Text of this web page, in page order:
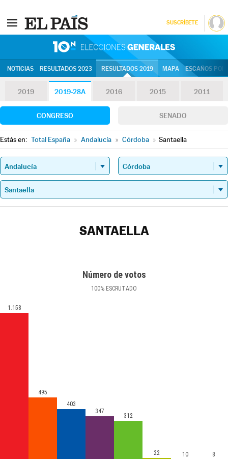
SUSCRÍBETE
NOTICIAS RESULTADOS 2023 RESULTADOS 2019 MAPA ESCAÑOS
2019 2019-28A 2016 2015 2011
CONGRESO SENADO
Estás en: Total España » Andalucía » Córdoba » Santaella
SANTAELLA
Número de votos
100% ESCRUTADO
1.158
495
403
347
312
22 10 8